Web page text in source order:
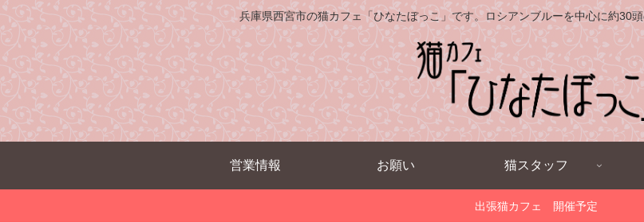
兵庫県西宮市の猫カフェ「ひなたぼっこ」です。ロシアンブルーを中心に約30
営業情報 お願い 猫スタッフ
出張猫カフェ 開催予定